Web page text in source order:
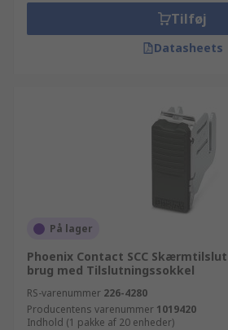
Tilføj
Datasheets
På lager
Phoenix Contact SCC
brug med Tilslutningssokkel
RS-varenummer 226-4280
Producentens varenummer 1019420
Indhold (1 pakke af 20 enheder)